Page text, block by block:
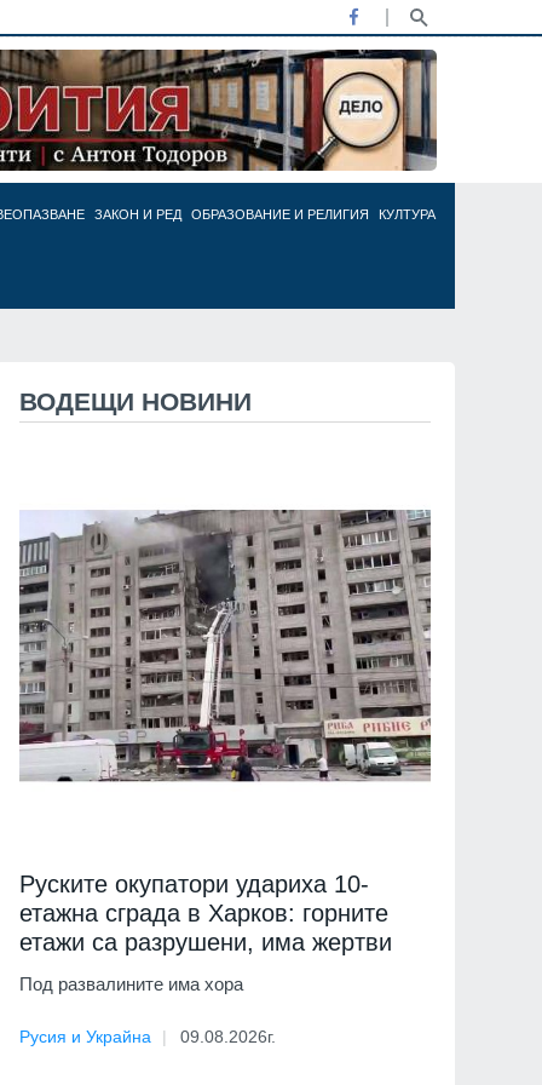
ЗАКОН И РЕД ОБРАЗОВАНИЕ И РЕЛИГИЯ КУЛТУРА
ВОДЕЩИ НОВИНИ
Руските окупатори удариха 10-
етажна сграда в Харков: горните
етажи са разрушени, има жертви
Под развалините има хора
Русия и Украйна 09.08.2026г.